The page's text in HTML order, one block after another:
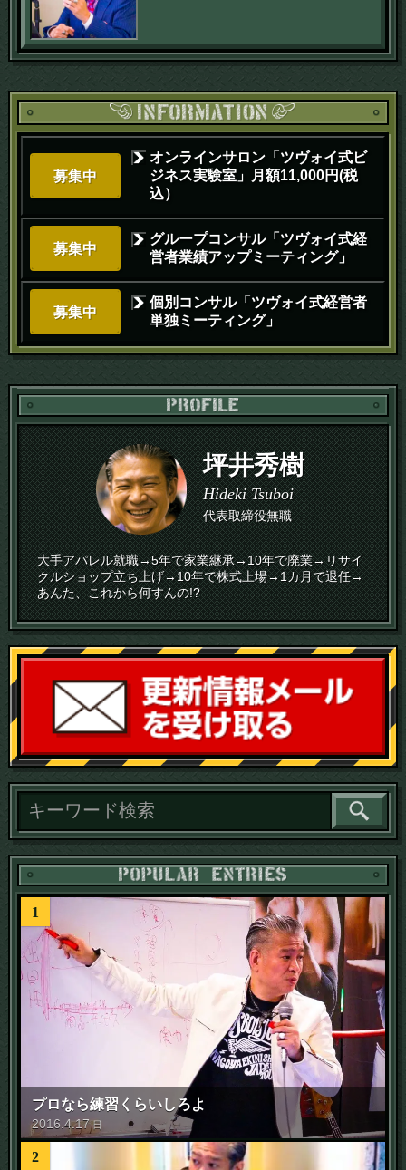
募集中
オンラインサロン「ツヴォイ式ビ
ジネス実験室」月額11,000円(税
込）
募集中
グループコンサル「ツヴォイ式経
営者業績アップミーティング」
募集中
個別コンサル「ツヴォイ式経営者
単独ミーティング」
坪井秀樹
Hideki Tsuboi
代表取締役無職
大手アパレル就職→5年で家業継承→10年で廃業→リサイ
クルショップ立ち上げ→10年で株式上場→1カ月で退任→
あんた、これから何すんの!?
読
1
プロなら練習くらいしろよ
2016.4.17 日
2